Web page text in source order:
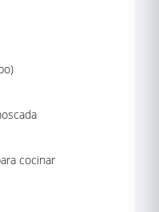
cocinar